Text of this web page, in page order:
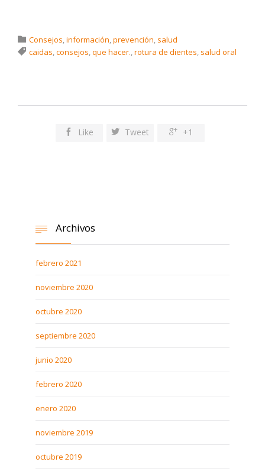
 Category
Consejos,información,prevención, salud
 Tags
caidas,consejos,que hacer.,rotura de dientes, salud oral
 Like  Tweet  +1
 Archivos
febrero 2021
noviembre 2020
octubre 2020
septiembre 2020
junio 2020
febrero 2020
enero 2020
noviembre 2019
octubre 2019